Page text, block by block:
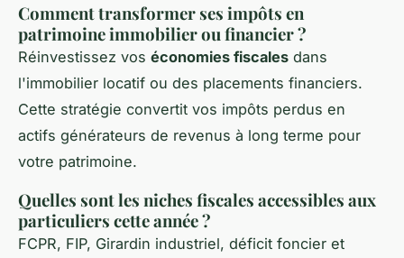
Comment transformer ses impôts en
patrimoine immobilier ou financier ?
Réinvestissez vos économies fiscales dans
l'immobilier locatif ou des placements financiers.
Cette stratégie convertit vos impôts perdus en
actifs générateurs de revenus à long terme pour
votre patrimoine.
Quelles sont les niches fiscales accessibles aux
particuliers cette année ?
FCPR, FIP, Girardin industriel, déficit foncier et